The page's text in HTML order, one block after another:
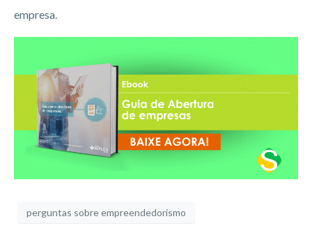
empresa.
perguntas sobre empreendedorismo